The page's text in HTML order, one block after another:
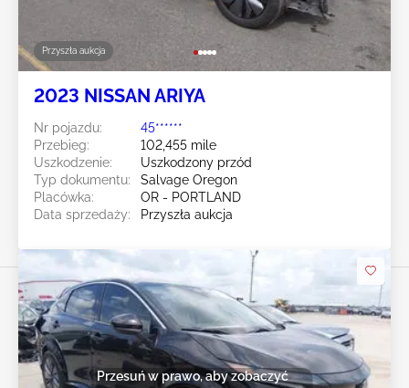
Przyszła aukcja
2023 NISSAN ARIYA
Nr pojazdu:
45******
Przebieg:
102,455 mile
Uszkodzenie:
Uszkodzony przód
Typ dokumentu:
Salvage Oregon
Placówka:
OR - PORTLAND
Data sprzedaży:
Przyszła aukcja
Przesuń w prawo, aby zobaczyć